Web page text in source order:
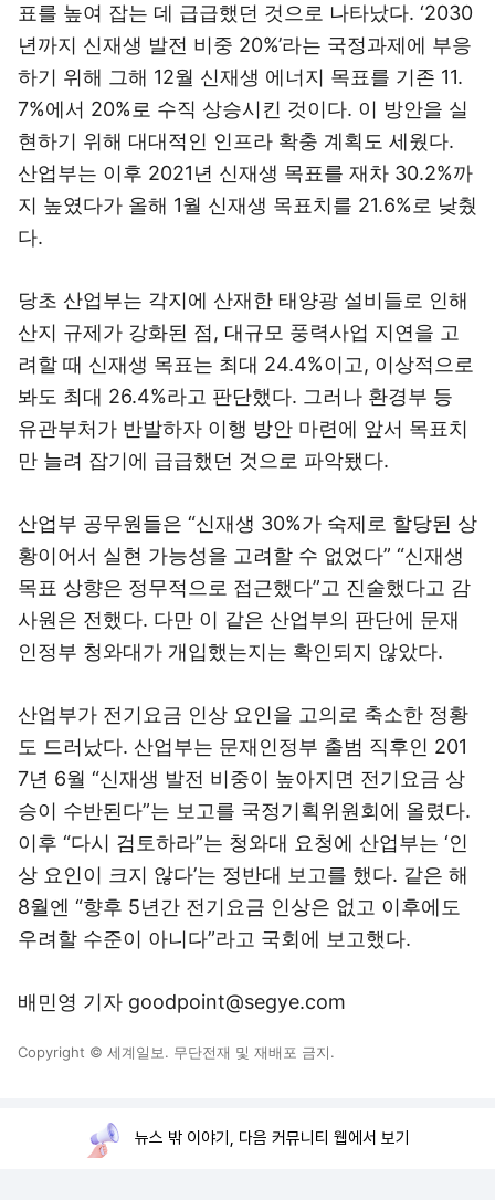
표를 높여 잡는 데 급급했던 것으로 나타났다. ‘2030
년까지 신재생 발전 비중 20%’라는 국정과제에 부응
하기 위해 그해 12월 신재생 에너지 목표를 기존 11.
7%에서 20%로 수직 상승시킨 것이다. 이 방안을 실
현하기 위해 대대적인 인프라 확충 계획도 세웠다.
산업부는 이후 2021년 신재생 목표를 재차 30.2%까
지 높였다가 올해 1월 신재생 목표치를 21.6%로 낮췄
다.
당초 산업부는 각지에 산재한 태양광 설비들로 인해
산지 규제가 강화된 점, 대규모 풍력사업 지연을 고
려할 때 신재생 목표는 최대 24.4%이고, 이상적으로
봐도 최대 26.4%라고 판단했다. 그러나 환경부 등
유관부처가 반발하자 이행 방안 마련에 앞서 목표치
만 늘려 잡기에 급급했던 것으로 파악됐다.
산업부 공무원들은 “신재생 30%가 숙제로 할당된 상
황이어서 실현 가능성을 고려할 수 없었다” “신재생
목표 상향은 정무적으로 접근했다”고 진술했다고 감
사원은 전했다. 다만 이 같은 산업부의 판단에 문재
인정부 청와대가 개입했는지는 확인되지 않았다.
산업부가 전기요금 인상 요인을 고의로 축소한 정황
도 드러났다. 산업부는 문재인정부 출범 직후인 201
7년 6월 “신재생 발전 비중이 높아지면 전기요금 상
승이 수반된다”는 보고를 국정기획위원회에 올렸다.
이후 “다시 검토하라”는 청와대 요청에 산업부는 ‘인
상 요인이 크지 않다’는 정반대 보고를 했다. 같은 해
8월엔 “향후 5년간 전기요금 인상은 없고 이후에도
우려할 수준이 아니다”라고 국회에 보고했다.
배민영 기자 goodpoint@segye.com
Copyright © 세계일보. 무단전재 및 재배포 금지.
뉴스 밖 이야기, 다음 커뮤니티 웹에서 보기